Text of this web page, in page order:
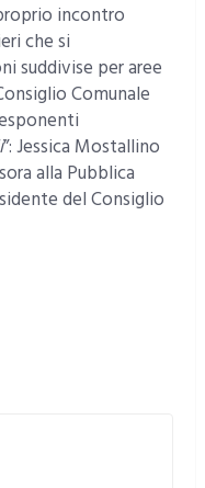
incontro
che si
suddivise per aree
Comunale
”: Jessica Mostallino
alla Pubblica
del Consiglio